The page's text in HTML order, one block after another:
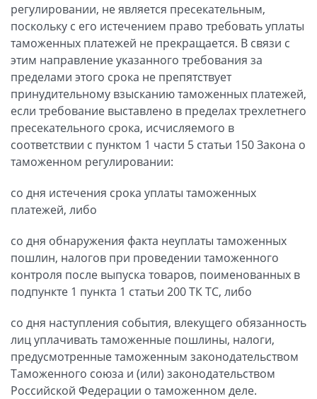
регулировании, не является пресекательным,
поскольку с его истечением право требовать уплаты
таможенных платежей не прекращается. В связи с
этим направление указанного требования за
пределами этого срока не препятствует
принудительному взысканию таможенных платежей,
если требование выставлено в пределах трехлетнего
пресекательного срока, исчисляемого в
соответствии с пунктом 1 части 5 статьи 150 Закона о
таможенном регулировании:
со дня истечения срока уплаты таможенных
платежей, либо
со дня обнаружения факта неуплаты таможенных
пошлин, налогов при проведении таможенного
контроля после выпуска товаров, поименованных в
подпункте 1 пункта 1 статьи 200 ТК ТС, либо
со дня наступления события, влекущего обязанность
лиц уплачивать таможенные пошлины, налоги,
предусмотренные таможенным законодательством
Таможенного союза и (или) законодательством
Российской Федерации о таможенном деле.